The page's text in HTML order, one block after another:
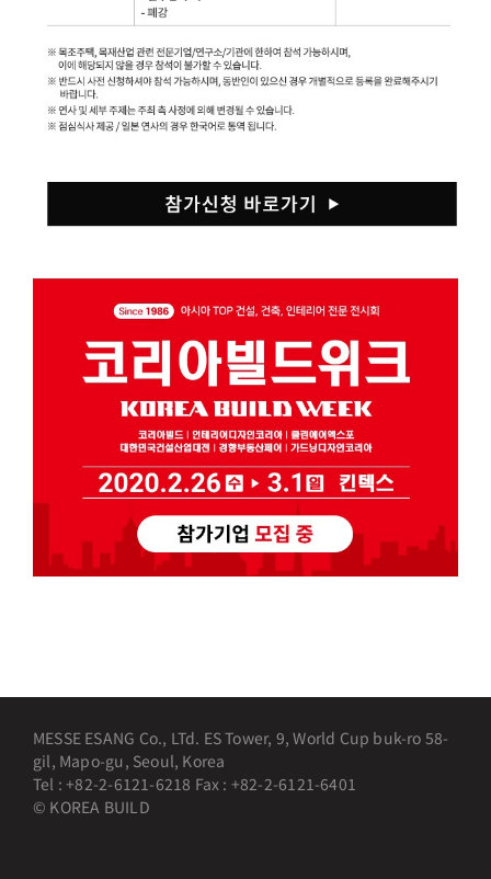
MESSE ESANG Co., LTd. ES Tower, 9, World Cup buk-ro 58-
gil, Mapo-gu, Seoul, Korea
Tel : +82-2-6121-6218 Fax : +82-2-6121-6401
© KOREA BUILD